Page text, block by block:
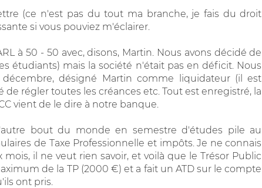
(ce n'est pas du tout ma branche, je fais du droit
si vous pouviez m'éclairer.
à 50 - 50 avec, disons, Martin. Nous avons décidé de
étudiants) mais la société n'était pas en déficit. Nous
désigné Martin comme liquidateur (il est
régler toutes les créances etc. Tout est enregistré, la
vient de le dire à notre banque.
bout du monde en semestre d'études pile au
de Taxe Professionnelle et impôts. Je ne connais
il ne veut rien savoir, et voilà que le Trésor Public
de la TP (2000 €) et a fait un ATD sur le compte
ont pris.